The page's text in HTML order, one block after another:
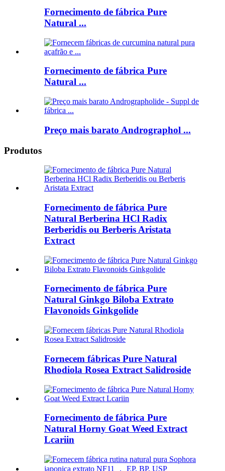
Fornecimento de fábrica Pure
Natural ...
Fornecimento de fábrica Pure
Natural ...
Preço mais barato Andrographol ...
Produtos
Fornecimento de fábrica Pure
Natural Berberina HCl Radix
Berberidis ou Berberis Aristata
Extract
Fornecimento de fábrica Pure
Natural Ginkgo Biloba Extrato
Flavonoids Ginkgolide
Fornecem fábricas Pure Natural
Rhodiola Rosea Extract Salidroside
Fornecimento de fábrica Pure
Natural Horny Goat Weed Extract
Lcariin